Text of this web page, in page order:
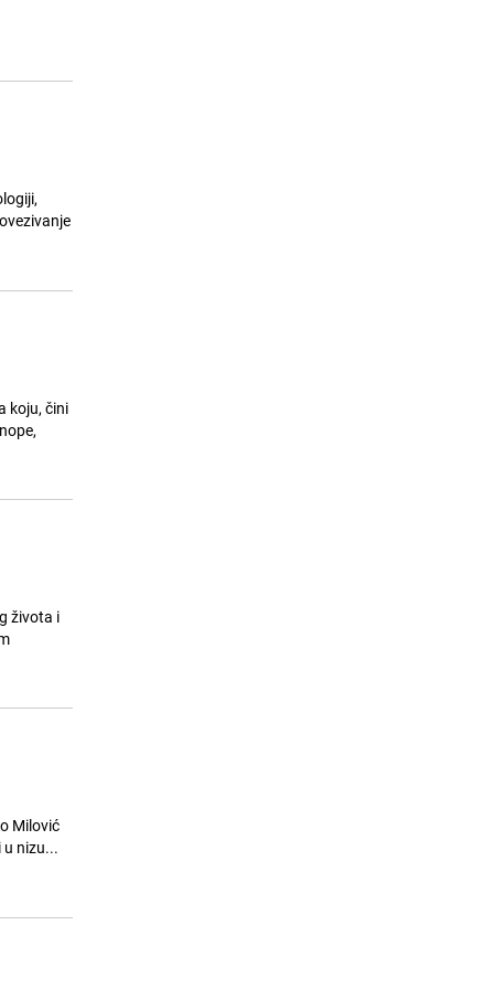
koju, čini
života i
Milović
u nizu...